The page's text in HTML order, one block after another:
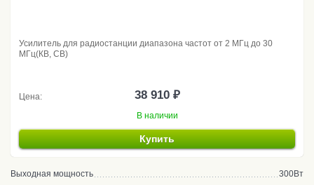
Усилитель для радиостанции диапазона частот от 2 МГц до 30
МГц(КВ, CB)
Цена: 38 910 ₽
В наличии
Купить
Выходная мощность
300Вт